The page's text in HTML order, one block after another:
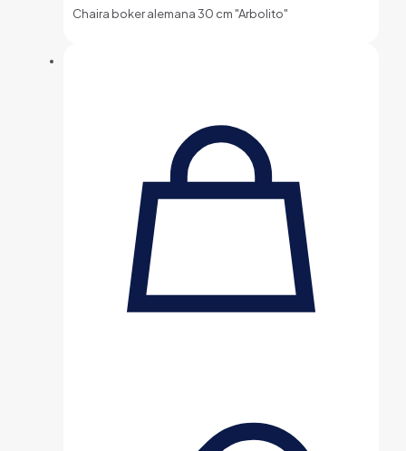
Chaira boker alemana 30 cm "Arbolito"